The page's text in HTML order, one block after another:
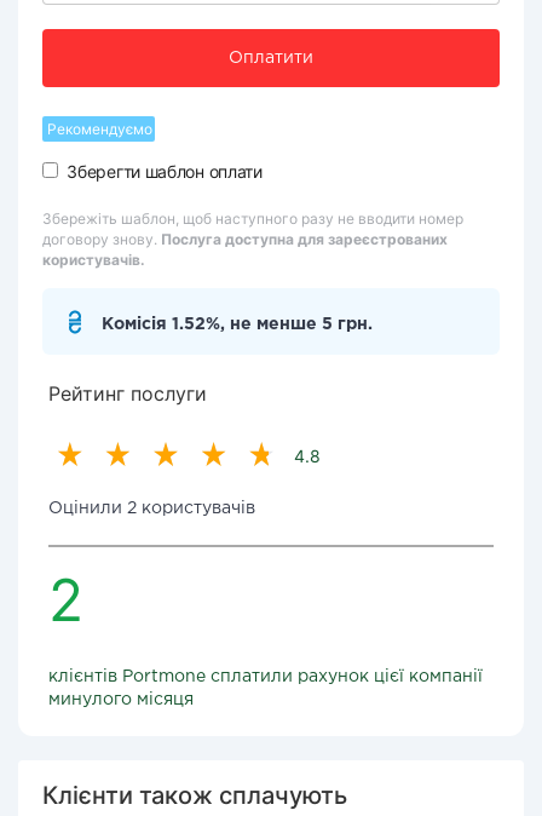
Оплатити
Рекомендуємо
Зберегти шаблон оплати
Збережіть шаблон, щоб наступного разу не вводити номер
договору знову. Послуга доступна для зареєстрованих
користувачів.
Комісія 1.52%, не менше 5 грн.
Рейтинг послуги
4.8
Оцінили 2 користувачів
2
клієнтів Portmone сплатили рахунок цієї компанії
минулого місяця
Клієнти також сплачують